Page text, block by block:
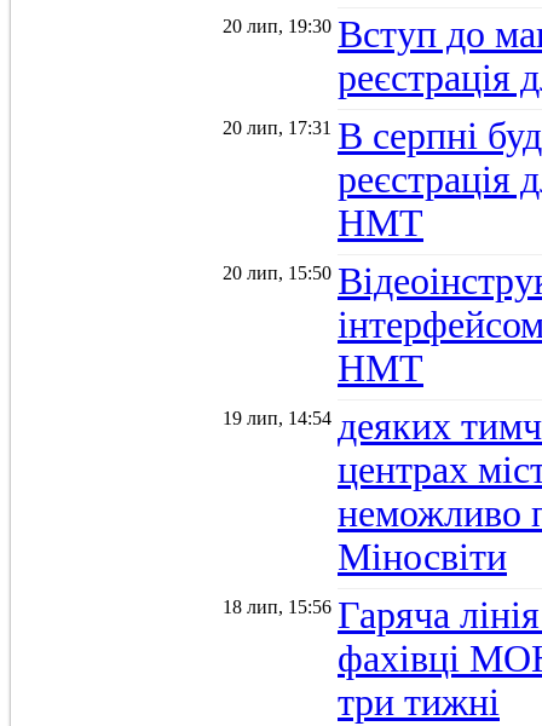
20 лип, 19:30 Вступ до
20 лип, 17:31 В серпні
реєстрація
НМТ
20 лип, 15:50
НМТ
19 лип, 14:54 деяких
центрах
неможливо
Міносвіти
18 лип, 15:56 Гаряча
фахівці
три тижні